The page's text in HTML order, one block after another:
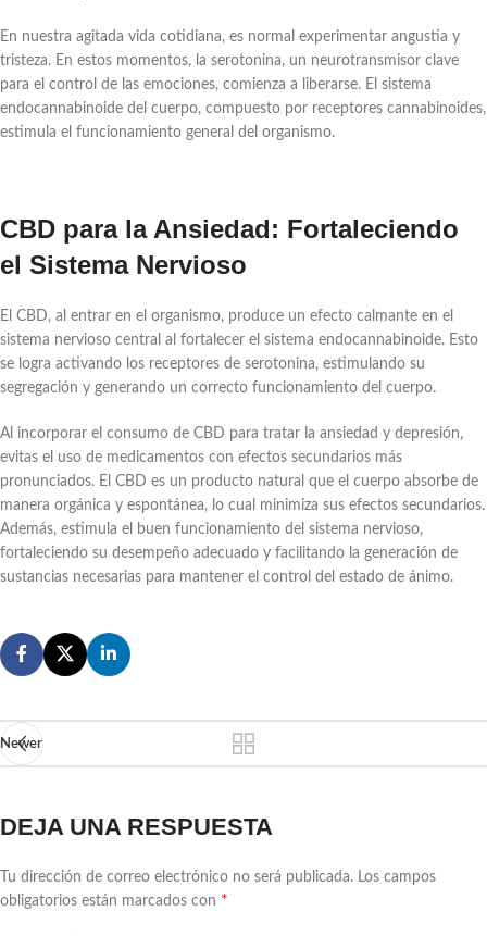
En nuestra agitada vida cotidiana, es normal experimentar angustia y
tristeza. En estos momentos, la serotonina, un neurotransmisor clave
para el control de las emociones, comienza a liberarse. El sistema
endocannabinoide del cuerpo, compuesto por receptores cannabinoides,
estimula el funcionamiento general del organismo.
CBD para la Ansiedad: Fortaleciendo
el Sistema Nervioso
El CBD, al entrar en el organismo, produce un efecto calmante en el
sistema nervioso central al fortalecer el sistema endocannabinoide. Esto
se logra activando los receptores de serotonina, estimulando su
segregación y generando un correcto funcionamiento del cuerpo.
Al incorporar el consumo de CBD para tratar la ansiedad y depresión,
evitas el uso de medicamentos con efectos secundarios más
pronunciados. El CBD es un producto natural que el cuerpo absorbe de
manera orgánica y espontánea, lo cual minimiza sus efectos secundarios.
Además, estimula el buen funcionamiento del sistema nervioso,
fortaleciendo su desempeño adecuado y facilitando la generación de
sustancias necesarias para mantener el control del estado de ánimo.
Newer
DEJA UNA RESPUESTA
Tu dirección de correo electrónico no será publicada. Los campos
obligatorios están marcados con *